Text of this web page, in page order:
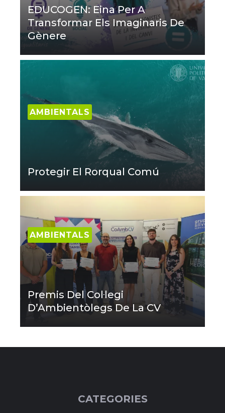
EDUCOGEN: Eina Per A
Transformar Els Imaginaris De
Gènere
AMBIENTALS
Protegir El Rorqual Comú
AMBIENTALS
Premis Del Col·legi
D’Ambientòlegs De La CV
CATEGORIES